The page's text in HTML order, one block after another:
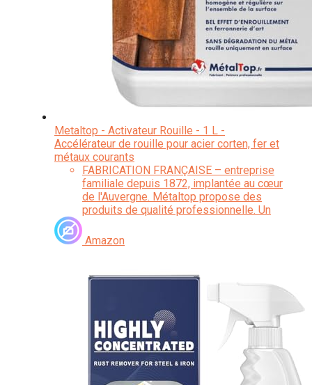
Metaltop - Activateur Rouille - 1 L -
Accélérateur de rouille pour acier corten, fer et
métaux courants
FABRICATION FRANÇAISE – entreprise
familiale depuis 1872, implantée au cœur
de l'Auvergne. Métaltop propose des
produits de qualité professionnelle. Un
génération.
APPLICATION FACILE - utilisable au
professionnel et grand public.
Amazon